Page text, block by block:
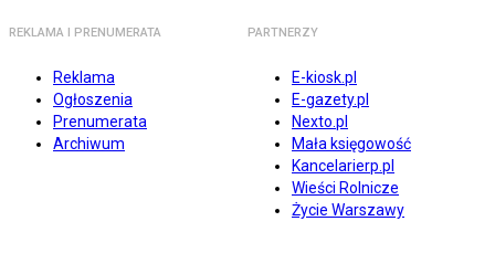
REKLAMA I PRENUMERATA
Reklama
Ogłoszenia
Prenumerata
Archiwum
PARTNERZY
E-kiosk.pl
E-gazety.pl
Nexto.pl
Mała księgowość
Kancelarierp.pl
Wieści Rolnicze
Życie Warszawy